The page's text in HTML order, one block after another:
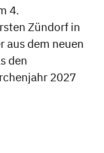
4.
Zündorf in
aus dem neuen
den
2027